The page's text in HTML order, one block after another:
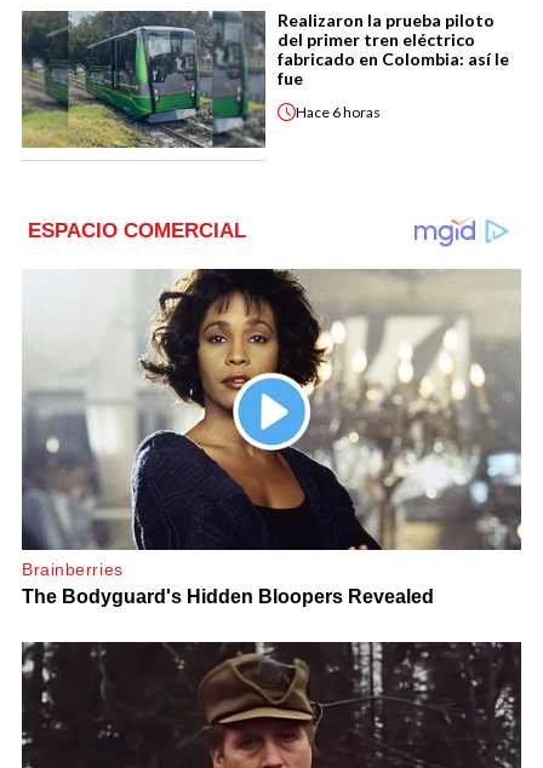
Realizaron la prueba piloto
del primer tren eléctrico
fabricado en Colombia: así le
fue
Hace 6 horas